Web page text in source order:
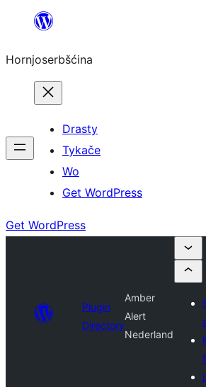
wobsahej
Hornjoserbšćina
Drasty
Tykače
Wo
Get WordPress
Get WordPress
Plugin
Directory
Amber
Alert
Nederland